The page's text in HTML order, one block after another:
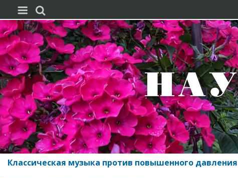
 
Классическая музыка против повышенного давления